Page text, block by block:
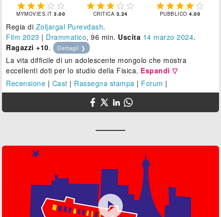
    
MYMOVIES.IT3.00
    
CRITICA 3.24
    
PUBBLICO4.00
Regia di Zoljargal Purevdash.
Film 2023 | Drammatico, 96 min. Uscita 14 marzo 2024.
Ragazzi +10. Dettagli ❯
La vita difficile di un adolescente mongolo che mostra
eccellenti doti per lo studio della Fisica. Espandi ▽
Recensione | Cast | Rassegna stampa | Forum |
